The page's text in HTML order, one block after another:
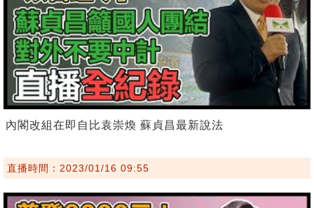
內閣改組在即自比袁崇煥 蘇貞昌最新說法
直播時間：2023/01/16 09:55